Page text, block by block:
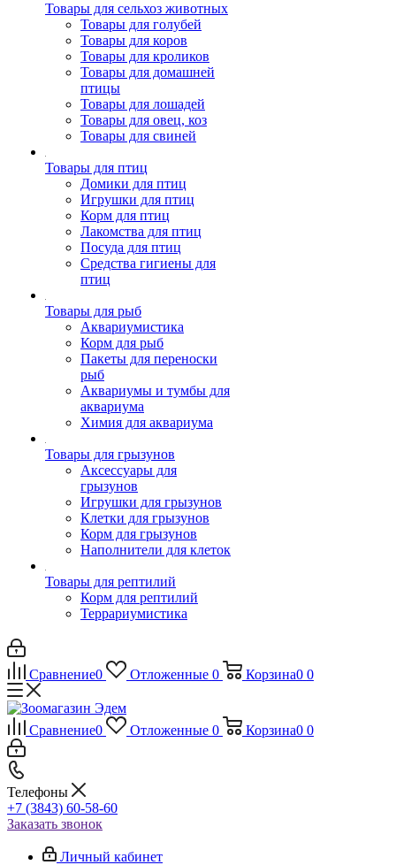
Товары для сельхоз животных
Товары для голубей
Товары для коров
Товары для кроликов
Товары для домашней
птицы
Товары для лошадей
Товары для овец, коз
Товары для свиней
Товары для птиц
Домики для птиц
Игрушки для птиц
Корм для птиц
Лакомства для птиц
Посуда для птиц
Средства гигиены для
птиц
Товары для рыб
Аквариумистика
Корм для рыб
Пакеты для переноски
рыб
Аквариумы и тумбы для
аквариума
Химия для аквариума
Товары для грызунов
Аксессуары для
грызунов
Игрушки для грызунов
Клетки для грызунов
Корм для грызунов
Наполнители для клеток
Товары для рептилий
Корм для рептилий
Террариумистика
Сравнение0 Отложенные 0 Корзина0 0
Сравнение0 Отложенные 0 Корзина0 0
Телефоны
+7 (3843) 60-58-60
Заказать звонок
Личный кабинет